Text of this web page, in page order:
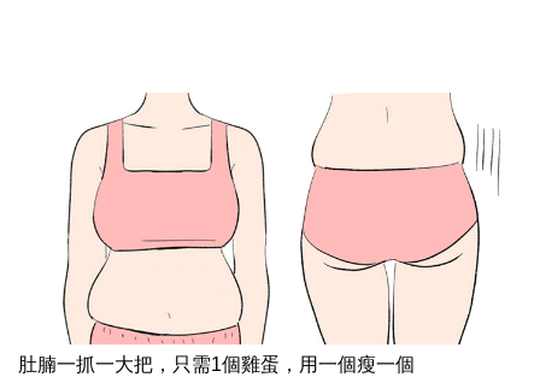
肚腩一抓一大把，只需1個雞蛋，用一個瘦一個